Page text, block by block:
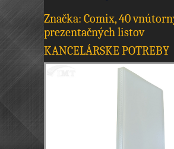
Značka: Comix, 40
prezentačných listov
KANCELÁRSKE POTREBY